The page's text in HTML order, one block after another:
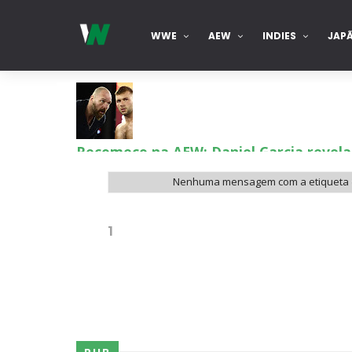
WWE AEW INDIES
Recomeço na AEW: Daniel Garcia
SCSA867-Aug 07 2026
Drama no SummerSlam 2026: WWE
SCSA867
Nenhuma mensagem com a etiqueta
1